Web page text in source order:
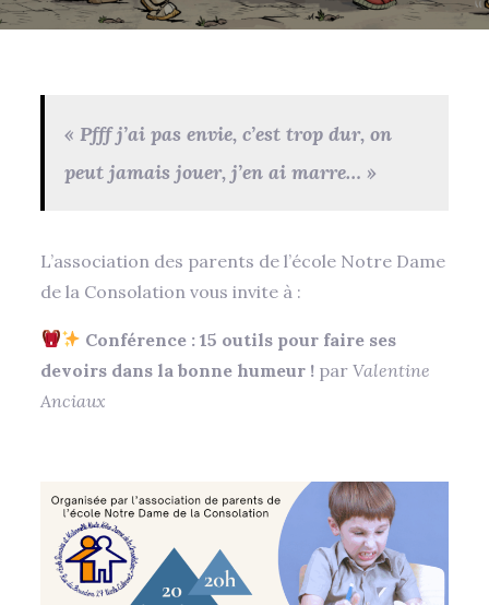
« Pfff j’ai pas envie, c’est trop dur, on
peut jamais jouer, j’en ai marre… »
L’association des parents de l’école Notre Dame
de la Consolation vous invite à :
Conférence : 15 outils pour faire ses
devoirs dans la bonne humeur ! parValentine
Anciaux